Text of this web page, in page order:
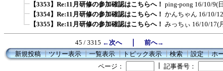
【3353】Re:11月研修の参加確認はこちらへ！ ping-pong 16/10/9(
【3354】Re:11月研修の参加確認はこちらへ！ かんちゃん 16/10/
【3355】Re:11月研修の参加確認はこちらへ！ みっちぃ 16/10/17(
45 / 3315 ←次へ｜ 前へ→
新規投稿┃ツリー表示┃一覧表示┃トピック表示┃検索┃設定┃ホ
ページ：
記事番号：